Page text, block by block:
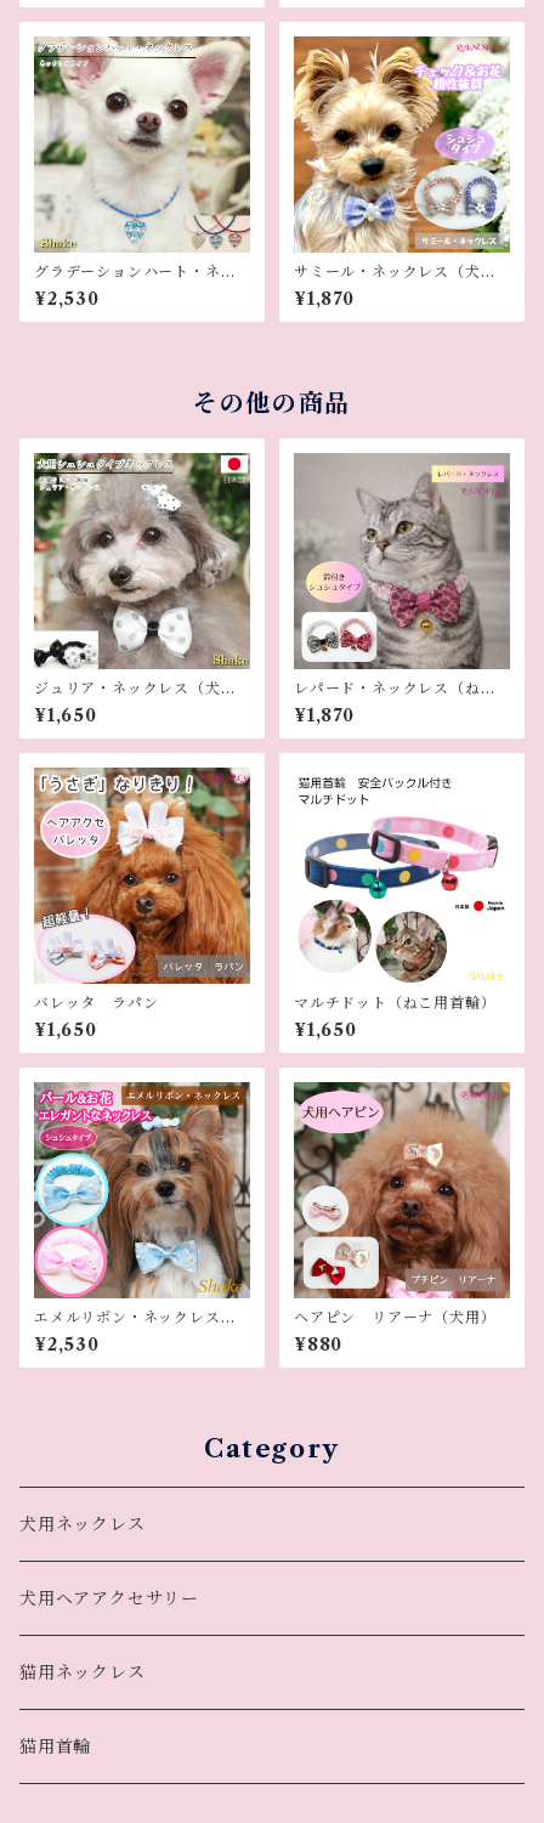
グラデーションハート・ネッ
クレス（犬用ネックレス）
¥2,530
サミール・ネックレス（犬用
ネックレス）
¥1,870
その他の商品
ジュリア・ネックレス（犬用
ネックレス）
¥1,650
レパード・ネックレス（ねこ
用）
¥1,870
バレッタ ラパン
¥1,650
マルチドット（ねこ用首輪）
¥1,650
エメルリボン・ネックレス
（犬用ネックレス）
¥2,530
ヘアピン リアーナ（犬用）
¥880
Category
犬用ネックレス
犬用ヘアアクセサリー
猫用ネックレス
猫用首輪